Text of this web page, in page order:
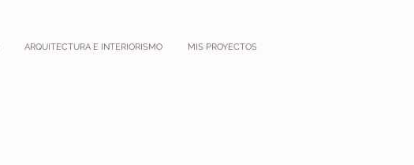
ARQUITECTURA E INTERIORISMO MIS PROYECTOS